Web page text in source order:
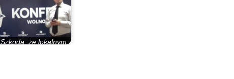
Szkoda, że lokalnym